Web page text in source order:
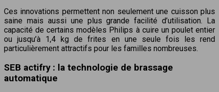
Ces innovations permettent non seulement une cuisson plus
saine mais aussi une plus grande facilité d’utilisation. La
capacité de certains modèles Philips à cuire un poulet entier
ou jusqu’à 1,4 kg de frites en une seule fois les rend
particulièrement attractifs pour les familles nombreuses.
SEB actifry : la technologie de brassage
automatique